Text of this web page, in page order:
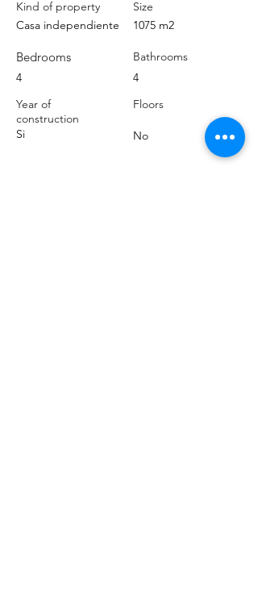
Kind of property
Casa independiente
Bedrooms
4
Year of
construction
Si
Size
1075 m2
Bathrooms
4
Floors
No